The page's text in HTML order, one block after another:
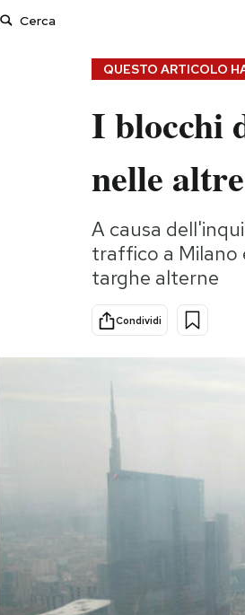
Storie/Idee
Ok Boomer!
Altrecose
Mondiali calcio 2026
QUESTO ARTICOLO
I blocchi
nelle
A causa
traffico a Milano
targhe alterne
Condividi